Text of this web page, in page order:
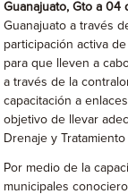
Guanajuato, Gto a 04
Guanajuato a través
participación activa
para que lleven a
a través de la
capacitación a
objetivo de llevar
Drenaje y
Por medio de la
municipales